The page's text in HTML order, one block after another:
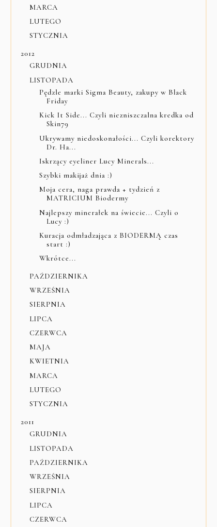
MARCA
LUTEGO
STYCZNIA
2012
GRUDNIA
LISTOPADA
Pędzle marki Sigma Beauty, zakupy w Black
Friday
Kick It Side... Czyli niezniszczalna kredka od
Skin79
Ukrywamy niedoskonałości... Czyli korektory
Dr. Ha...
Iskrzący eyeliner Lucy Minerals...
Szybki makijaż dnia :)
Moja cera, naga prawda + tydzień z
MATRICIUM Biodermy
Najlepszy minerałek na świecie... Czyli o
Lucy :)
Kuracja odmładzająca z BIODERMĄ czas
start :)
Wkrótce...
PAŹDZIERNIKA
WRZEŚNIA
SIERPNIA
LIPCA
CZERWCA
MAJA
KWIETNIA
MARCA
LUTEGO
STYCZNIA
2011
GRUDNIA
LISTOPADA
PAŹDZIERNIKA
WRZEŚNIA
SIERPNIA
LIPCA
CZERWCA